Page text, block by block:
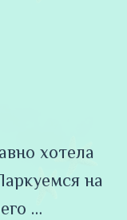
хотела
на
…